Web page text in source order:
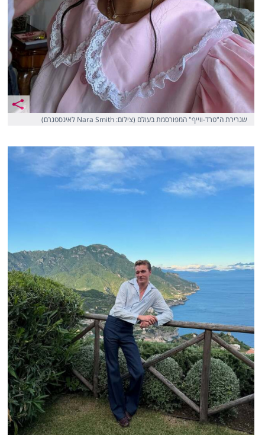
שגרירת ה"טרד-ווייף" המפורסמת בעולם (צילום: Nara Smith לאינסטגרם)